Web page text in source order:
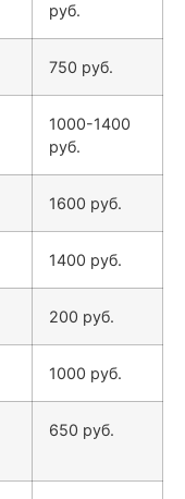
руб.
750 руб.
1000-1400
руб.
1600 руб.
1400 руб.
200 руб.
1000 руб.
650 руб.